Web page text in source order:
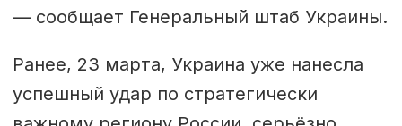
— сообщает Генеральный штаб Украины.
Ранее, 23 марта, Украина уже нанесла
успешный удар по стратегически